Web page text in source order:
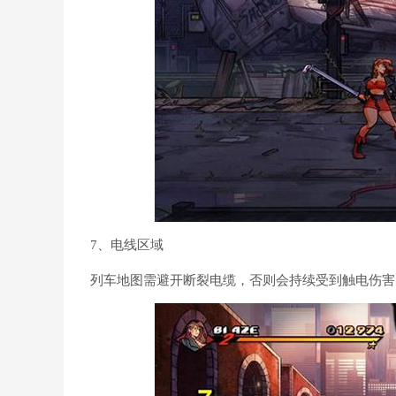
7、电线区域
列车地图需避开断裂电缆，否则会持续受到触电伤